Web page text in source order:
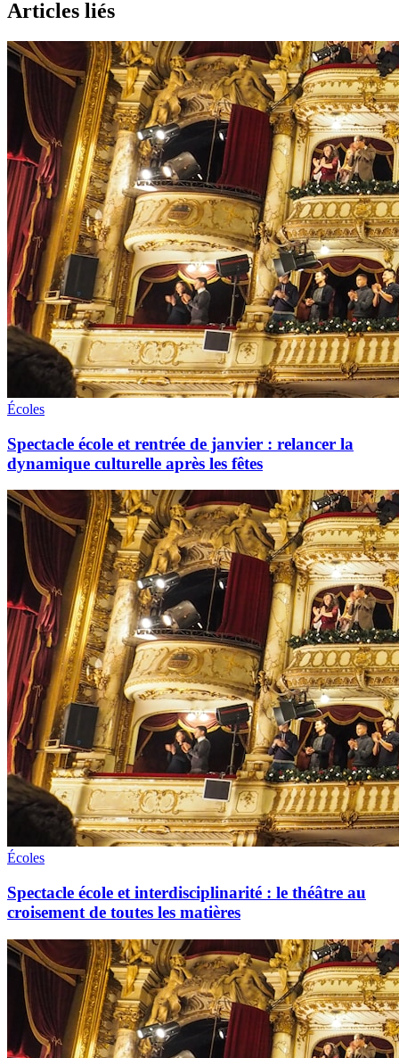
Articles liés
Écoles
Spectacle école et rentrée de janvier : relancer la
dynamique culturelle après les fêtes
Écoles
Spectacle école et interdisciplinarité : le théâtre au
croisement de toutes les matières